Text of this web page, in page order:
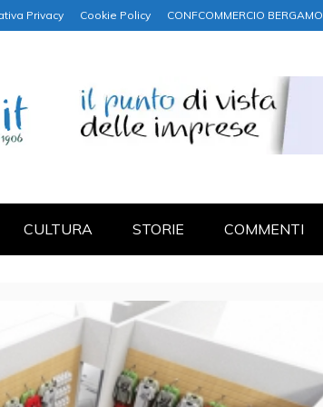
Privacy Cookie Policy CONFCOMMERCIO BERGAMO
CULTURA STORIE COMMENTI